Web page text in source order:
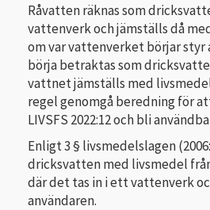
Råvatten räknas som
vattenverk och jämställs då
om var vattenverket börjar styr
börja betraktas som
vattnet jämställs med
regel genomgå beredning för
LIVSFS 2022:12 och bli
Enligt 3 § livsmedelslagen
dricksvatten med livsmedel
där det tas in i ett vattenverk
användaren.